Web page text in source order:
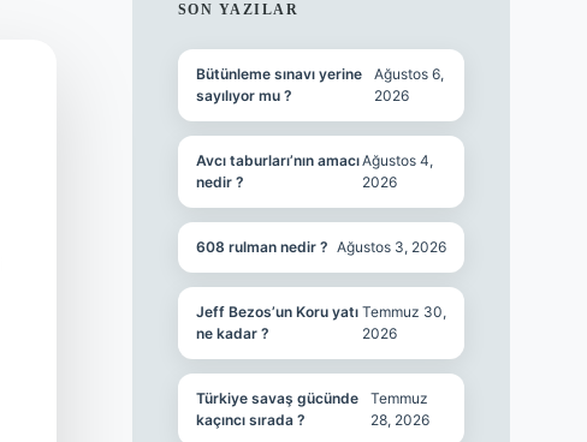
SIDEBAR
SON YAZILAR
Bütünleme sınavı yerine
sayılıyor mu ?
Ağustos 6,
2026
Avcı taburları’nın amacı
nedir ?
Ağustos 4,
2026
608 rulman nedir ? Ağustos 3, 2026
Jeff Bezos’un Koru yatı
ne kadar ?
Temmuz 30,
2026
Türkiye savaş gücünde
kaçıncı sırada ?
Temmuz
28, 2026